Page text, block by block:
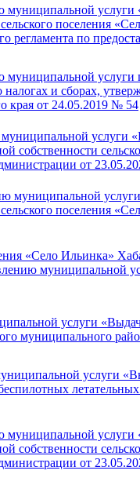
услуги
поселения
регламента по
услуги
и сборах,
края от 24.05.2019 № 54
услуги
собственности
от
поселения
«Село Ильинка»
муниципальной
услуги
муниципального
услуги
собственности
от